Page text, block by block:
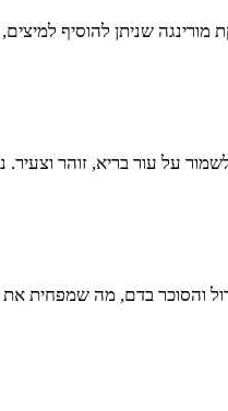
שניתן להוסיף למיצים,
על עור בריא, זוהר
והסוכר בדם, מה שמפחית את